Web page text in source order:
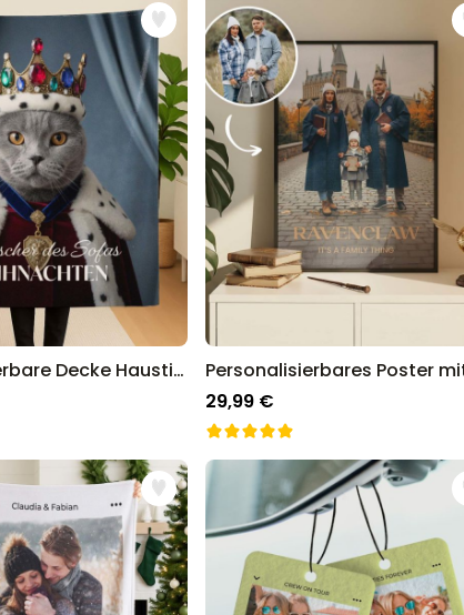
Personalisierbare Decke Haustier mit Kostüm
29,99 €